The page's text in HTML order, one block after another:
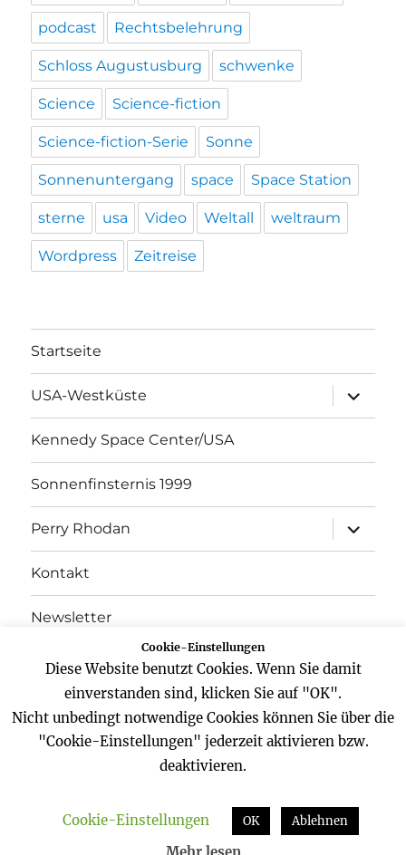
podcast Rechtsbelehrung
Schloss Augustusburg schwenke
Science Science-fiction
Science-fiction-Serie Sonne
Sonnenuntergang space Space Station
sterne usa Video Weltall weltraum
Wordpress Zeitreise
Startseite
USA-Westküste
öffnen
Kennedy Space Center/USA
Sonnenfinsternis 1999
Perry Rhodan
öffnen
Kontakt
Newsletter
Datenschutz
FacebookTwitterYouTube
Zeitreisender Datenschutz
Stolz präsentiert von
Cookie-Einstellungen
Diese Website benutzt Cookies. Wenn Sie damit
einverstanden sind, klicken Sie auf "OK".
Nicht unbedingt notwendige Cookies können Sie über die
"Cookie-Einstellungen" jederzeit aktivieren bzw.
deaktivieren.
Cookie-Einstellungen OK Ablehnen